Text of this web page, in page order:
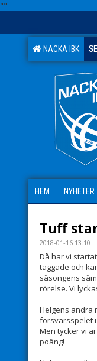
""
NACKA IBK
HEM NYHETER
Tuff
2018-01-16 13:10
Då har vi
taggade och
säsongens
rörelse. Vi
Helgens andra
försvarsspelet
Men tycker vi
poäng!